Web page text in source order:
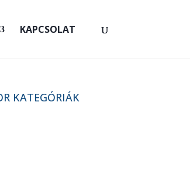
KAPCSOLAT
KATEGÓRIÁK